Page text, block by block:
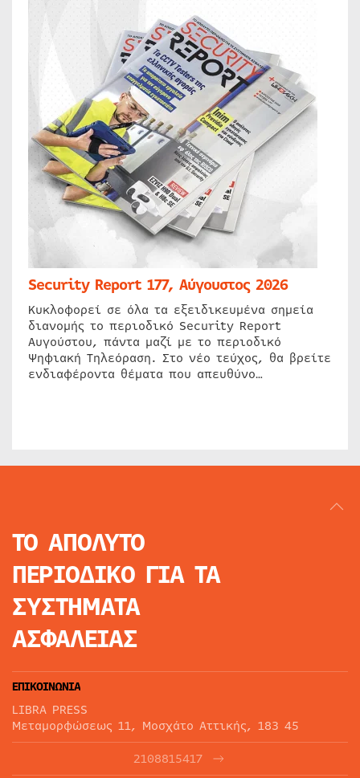
Security Report 177, Αύγουστος 2026
Κυκλοφορεί σε όλα τα εξειδικευμένα σημεία
διανομής το περιοδικό Security Report
Αυγούστου, πάντα μαζί με το περιοδικό
Ψηφιακή Τηλεόραση. Στο νέο τεύχος, θα βρείτε
ενδιαφέροντα θέματα που απευθύνο…
ΤΟ ΑΠΟΛΥΤΟ
ΠΕΡΙΟΔΙΚΟ ΓΙΑ ΤΑ
ΣΥΣΤΗΜΑΤΑ
ΑΣΦΑΛΕΙΑΣ
ΕΠΙΚΟΙΝΩΝΙΑ
LIBRA PRESS
Μεταμορφώσεως 11, Μοσχάτο Αττικής, 183 45
2108815417